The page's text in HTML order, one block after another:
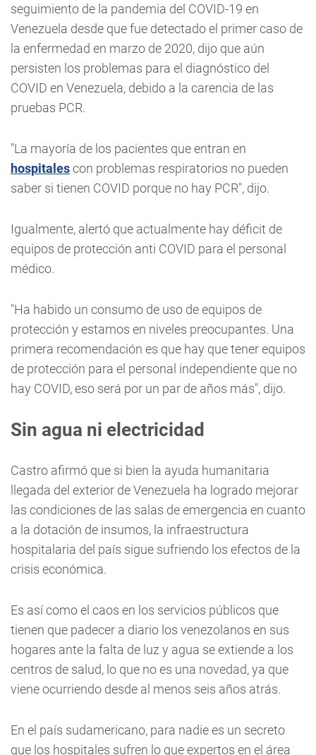
seguimiento de la pandemia del COVID-19 en
Venezuela desde que fue detectado el primer caso de
la enfermedad en marzo de 2020, dijo que aún
persisten los problemas para el diagnóstico del
COVID en Venezuela, debido a la carencia de las
pruebas PCR.
"La mayoría de los pacientes que entran en
hospitalescon problemas respiratorios no pueden
saber si tienen COVID porque no hay PCR", dijo.
Igualmente, alertó que actualmente hay déficit de
equipos de protección anti COVID para el personal
médico.
"Ha habido un consumo de uso de equipos de
protección y estamos en niveles preocupantes. Una
primera recomendación es que hay que tener equipos
de protección para el personal independiente que no
hay COVID, eso será por un par de años más", dijo.
Sin agua ni electricidad
Castro afirmó que si bien la ayuda humanitaria
llegada del exterior de Venezuela ha logrado mejorar
las condiciones de las salas de emergencia en cuanto
a la dotación de insumos, la infraestructura
hospitalaria del país sigue sufriendo los efectos de la
crisis económica.
Es así como el caos en los servicios públicos que
tienen que padecer a diario los venezolanos en sus
hogares ante la falta de luz y agua se extiende a los
centros de salud, lo que no es una novedad, ya que
viene ocurriendo desde al menos seis años atrás.
En el país sudamericano, para nadie es un secreto
que los hospitales sufren lo que expertos en el área